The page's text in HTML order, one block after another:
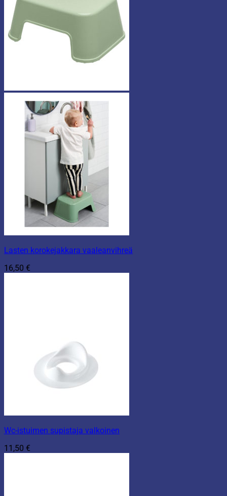
Lasten korokejakkara vaaleanvihreä
16,50 €
Wc-istuimen supistaja valkoinen
11,50 €